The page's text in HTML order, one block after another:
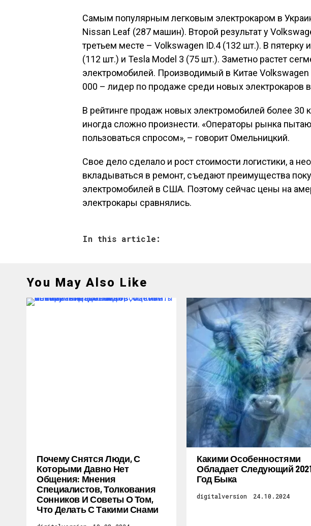
Самым популярным легковым электрокаром в
Nissan Leaf (287 машин). Второй результат у
третьем месте – Volkswagen ID.4 (132 шт.). В пятерку
(112 шт.) и Tesla Model 3 (75 шт.). Заметно растет
электромобилей. Производимый в Китае Volkswagen
000 – лидер по продаже среди новых электрокаров
В рейтинге продаж новых электромобилей более 30
иногда сложно произнести. «Операторы рынка
пользоваться спросом», – говорит Омельницкий.
Свое дело сделало и рост стоимости логистики, а
вкладываться в ремонт, съедают преимущества
электромобилей в США. Поэтому сейчас цены на
электрокары сравнялись.
In this article:
You May Also Like
Почему Снятся Люди, С
Которыми Давно Нет
Общения: Мнения
Специалистов, Толкования
Сонников И Советы О Том,
Что Делать С Такими Снами
Какими Особенностями
Обладает Следующий
Год Быка
digitalversion 24.10.2024